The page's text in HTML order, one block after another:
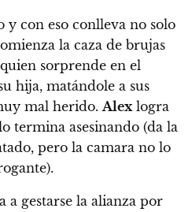
y con eso conlleva no solo
la caza de brujas
sorprende en el
hija, matándole a sus
mal herido. Alex logra
termina asesinando (da la
pero la camara no lo
a gestarse la alianza por